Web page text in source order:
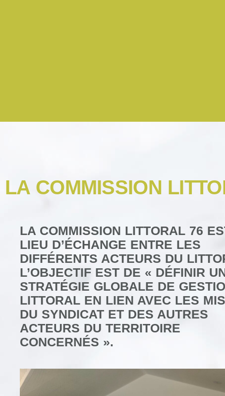
LA COMMISSION
LA COMMISSION LITTORAL 76
LIEU D’ÉCHANGE ENTRE LES
DIFFÉRENTS ACTEURS DU
L’OBJECTIF EST DE « DÉFINIR
STRATÉGIE GLOBALE DE
LITTORAL EN LIEN AVEC LES
DU SYNDICAT ET DES AUTRES
ACTEURS DU TERRITOIRE
CONCERNÉS ».